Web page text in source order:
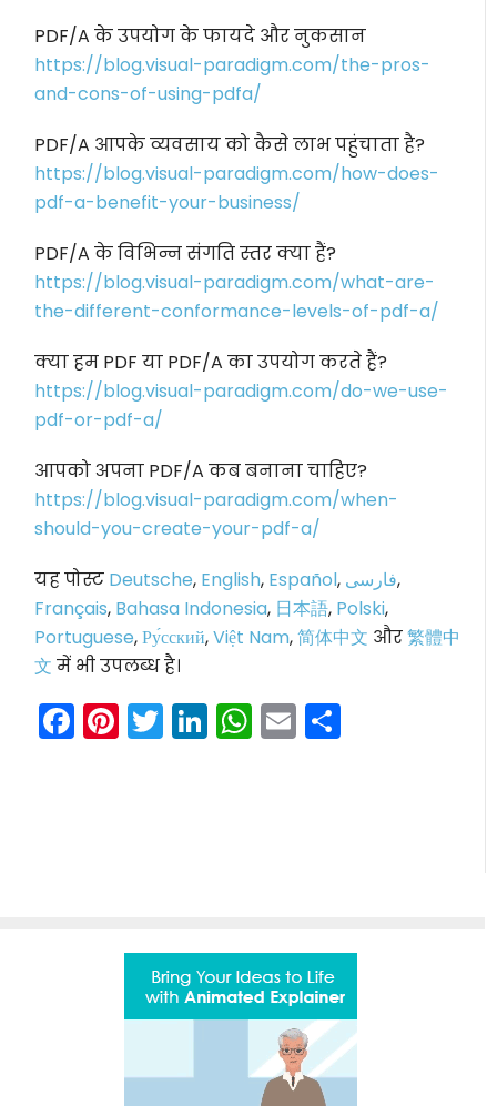
PDF/A के उपयोग के फायदे और नुकसान
https://blog.visual-paradigm.com/the-pros-
and-cons-of-using-pdfa/
PDF/A आपके व्यवसाय को कैसे लाभ पहुंचाता है?
https://blog.visual-paradigm.com/how-does-
pdf-a-benefit-your-business/
PDF/A के विभिन्न संगति स्तर क्या हैं?
https://blog.visual-paradigm.com/what-are-
the-different-conformance-levels-of-pdf-a/
क्या हम PDF या PDF/A का उपयोग करते हैं?
https://blog.visual-paradigm.com/do-we-use-
pdf-or-pdf-a/
आपको अपना PDF/A कब बनाना चाहिए?
https://blog.visual-paradigm.com/when-
should-you-create-your-pdf-a/
यह पोस्ट Deutsche, English, Español, فارسی,
Français, Bahasa Indonesia, 日本語, Polski,
Portuguese,Ру́сский,Việt Nam,简体中文 और繁體中
文 में भी उपलब्ध है।
Facebook
Pinterest
Twitter
LinkedIn
WhatsApp
Email